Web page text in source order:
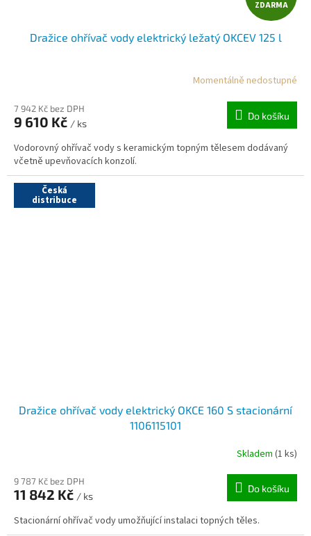
D
R
M
A
ZDARMA
Dražice ohřívač vody elektrický ležatý OKCEV 125 l
Momentálně nedostupné
7 942 Kč bez DPH
9 610 Kč / ks
Do košíku
Vodorovný ohřívač vody s keramickým topným tělesem dodávaný
včetně upevňovacích konzolí.
Česká
distribuce
Dražice ohřívač vody elektrický OKCE 160 S stacionární
1106115101
Skladem (1 ks)
9 787 Kč bez DPH
11 842 Kč / ks
Do košíku
Stacionární ohřívač vody umožňující instalaci topných těles.